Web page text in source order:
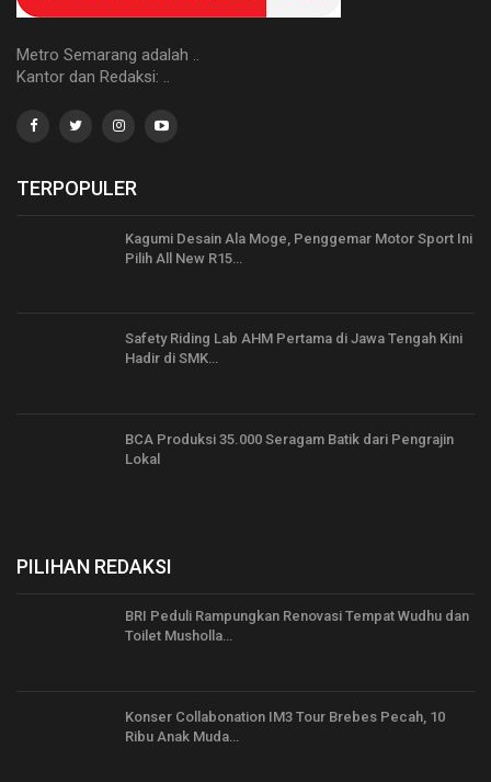
Metro Semarang adalah ..
Kantor dan Redaksi: ..
TERPOPULER
Kagumi Desain Ala Moge, Penggemar Motor Sport Ini
Pilih All New R15…
Safety Riding Lab AHM Pertama di Jawa Tengah Kini
Hadir di SMK…
BCA Produksi 35.000 Seragam Batik dari Pengrajin
Lokal
PILIHAN REDAKSI
BRI Peduli Rampungkan Renovasi Tempat Wudhu dan
Toilet Musholla…
Konser Collabonation IM3 Tour Brebes Pecah, 10
Ribu Anak Muda…